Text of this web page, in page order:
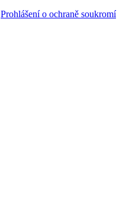
Prohlášení o ochraně soukromí